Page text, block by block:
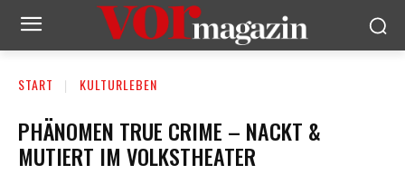
START KULTURLEBEN
PHÄNOMEN TRUE CRIME – NACKT &
MUTIERT IM VOLKSTHEATER